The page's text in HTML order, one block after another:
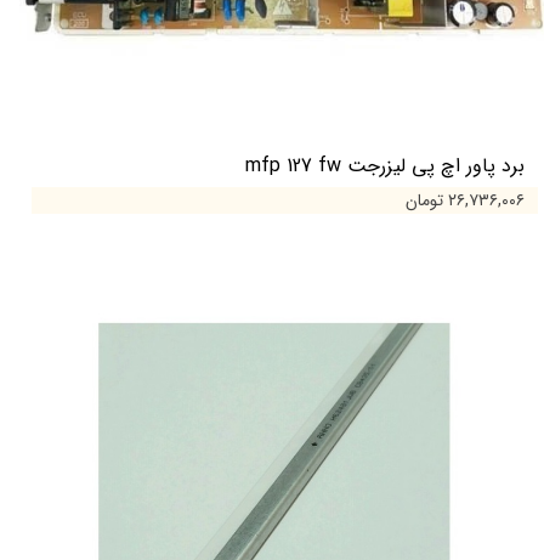
برد پاور اچ پی لیزرجت mfp 127 fw
۲۶,۷۳۶,۰۰۶ تومان